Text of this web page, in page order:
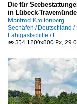
Die für
in Lübeck-
Manfred Krellenberg
Seehäfen / Deutschland
Fahrgastschiffe / E
 354 1200x800 Px,